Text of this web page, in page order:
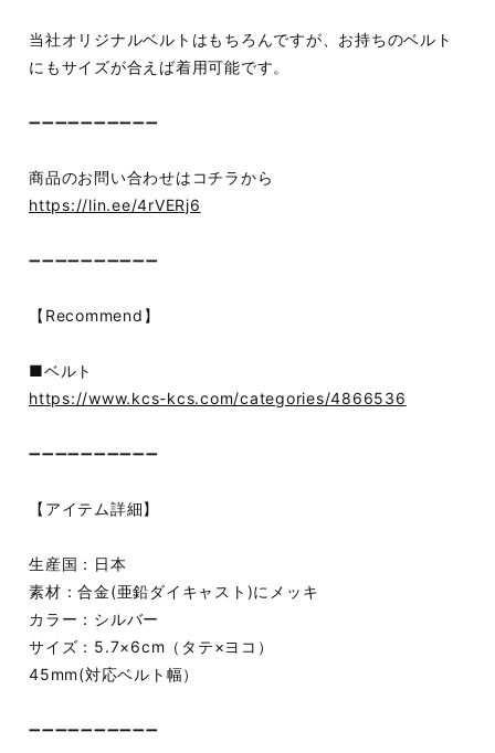
当社オリジナルベルトはもちろんですが、お持ちのベルト
にもサイズが合えば着用可能です。
➖➖➖➖➖➖➖➖➖➖
商品のお問い合わせはコチラから
https://lin.ee/4rVERj6
➖➖➖➖➖➖➖➖➖➖
【Recommend】
■ベルト
https://www.kcs-kcs.com/categories/4866536
➖➖➖➖➖➖➖➖➖➖
【アイテム詳細】
生産国：日本
素材：合金(亜鉛ダイキャスト)にメッキ
カラー：シルバー
サイズ：5.7×6cm（タテ×ヨコ）
45mm(対応ベルト幅）
➖➖➖➖➖➖➖➖➖➖